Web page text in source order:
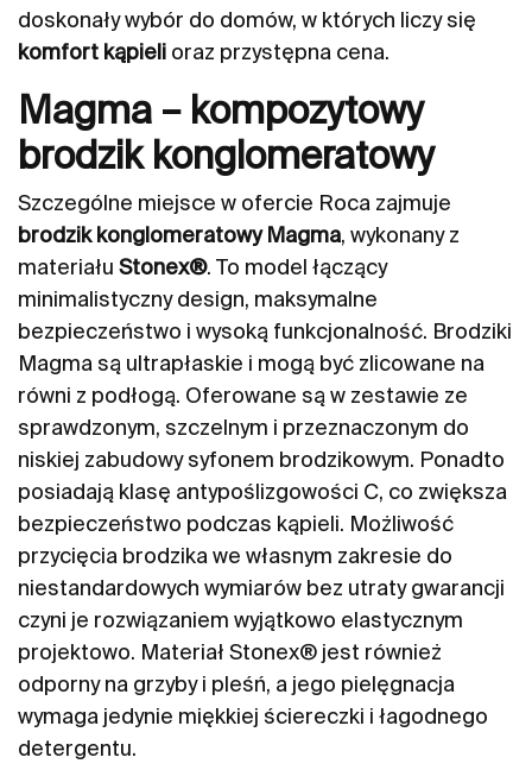
doskonały wybór do domów, w których liczy się
komfort kąpieli oraz przystępna cena.
Magma – kompozytowy
brodzik konglomeratowy
Szczególne miejsce w ofercie Roca zajmuje
brodzik konglomeratowy Magma, wykonany z
materiału Stonex®. To model łączący
minimalistyczny design, maksymalne
bezpieczeństwo i wysoką funkcjonalność. Brodziki
Magma są ultrapłaskie i mogą być zlicowane na
równi z podłogą. Oferowane są w zestawie ze
sprawdzonym, szczelnym i przeznaczonym do
niskiej zabudowy syfonem brodzikowym. Ponadto
posiadają klasę antypoślizgowości C, co zwiększa
bezpieczeństwo podczas kąpieli. Możliwość
przycięcia brodzika we własnym zakresie do
niestandardowych wymiarów bez utraty gwarancji
czyni je rozwiązaniem wyjątkowo elastycznym
projektowo. Materiał Stonex® jest również
odporny na grzyby i pleśń, a jego pielęgnacja
wymaga jedynie miękkiej ściereczki i łagodnego
detergentu.